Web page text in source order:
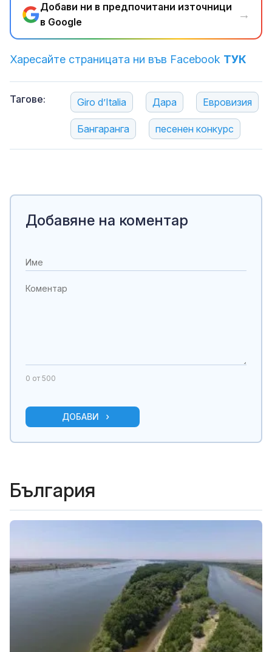
Добави ни в предпочитани източници
в Google
→
Харесайте страницата ни във Facebook ТУК
Тагове: Giro d’Italia Дара Евровизия
Бангаранга песенен конкурс
Добавяне на коментар
0 от 500
ДОБАВИ
България